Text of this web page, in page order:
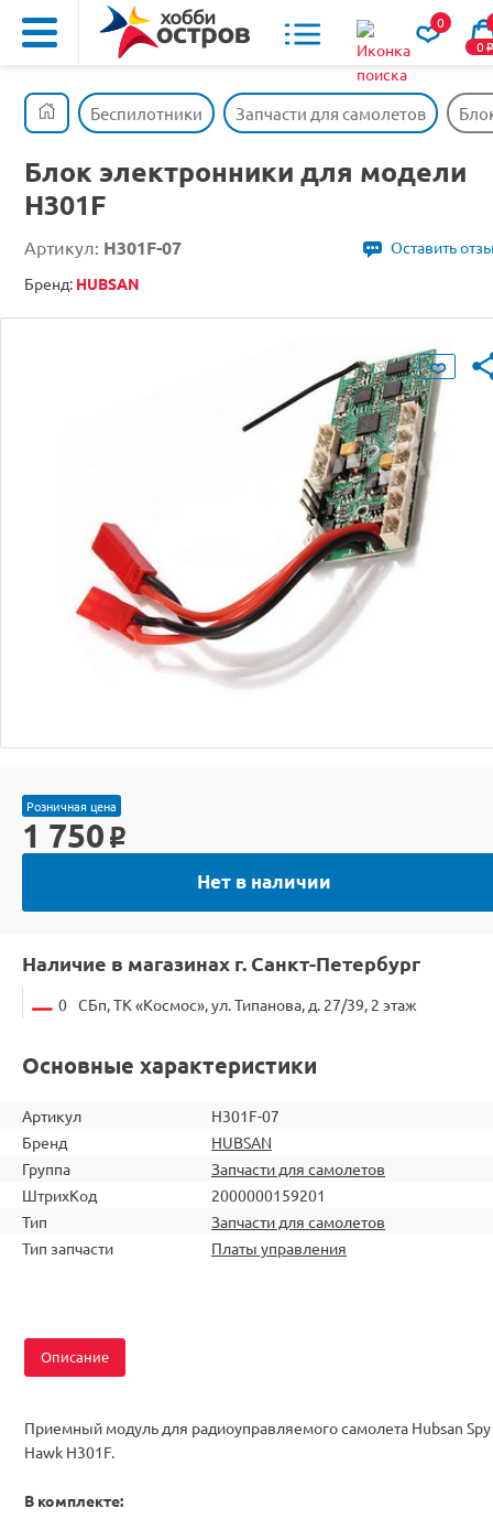
0
0o
Беспилотники Запчасти для самолетов
Блок электронники для модели
H301F
Артикул: H301F-07
Оставить
Бренд: HUBSAN
Розничная цена
1 750 o
Нет в наличии
Наличие в магазинах г. Санкт-Петербург
0 СБп, ТК «Космос», ул. Типанова, д. 27/39, 2 этаж
Основные характеристики
Артикул
H301F-07
Бренд
HUBSAN
Группа
Запчасти для самолетов
ШтрихКод
2000000159201
Тип
Запчасти для самолетов
Тип запчасти
Платы управления
Описание
Приемный модуль для радиоуправляемого самолета Hubsan Spy
Hawk H301F.
В комплекте: